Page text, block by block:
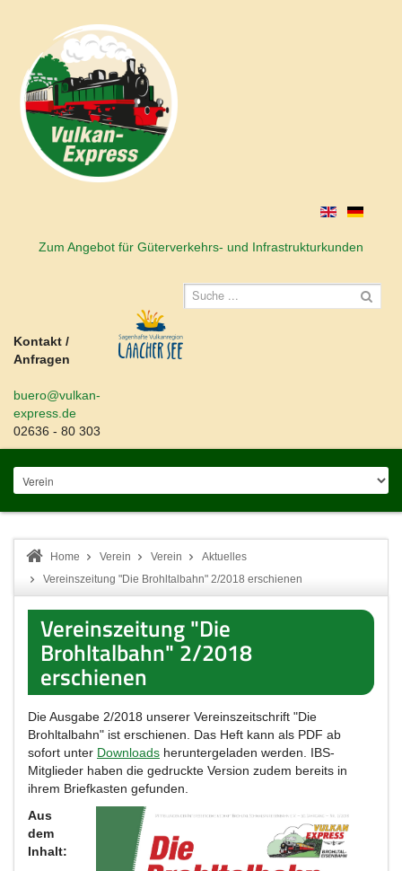
Zum Angebot für Güterverkehrs- und Infrastrukturkunden
Kontakt /
Anfragen
buero@vulkan-
express.de
02636 - 80 303
Home Verein Verein
Aktuelles
Vereinszeitung "Die Brohltalbahn" 2/2018 erschienen
Vereinszeitung "Die
Brohltalbahn" 2/2018
erschienen
Die Ausgabe 2/2018 unserer Vereinszeitschrift "Die
Brohltalbahn" ist erschienen. Das Heft kann als PDF ab
sofort unter Downloads heruntergeladen werden. IBS-
Mitglieder haben die gedruckte Version zudem bereits in
ihrem Briefkasten gefunden.
Aus
dem
Inhalt: